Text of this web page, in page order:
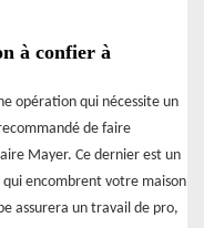
à confier à
opération qui nécessite un
de faire
Mayer. Ce dernier est un
qui encombrent votre maison
assurera un travail de pro,